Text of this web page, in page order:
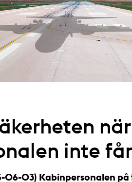
när
inte
06-03) Kabinpersonalen